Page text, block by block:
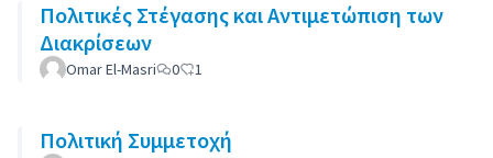
Πολιτικές Στέγασης και Αντιμετώπιση των
Διακρίσεων
Omar El-Masri 0 1
Πολιτική Συμμετοχή